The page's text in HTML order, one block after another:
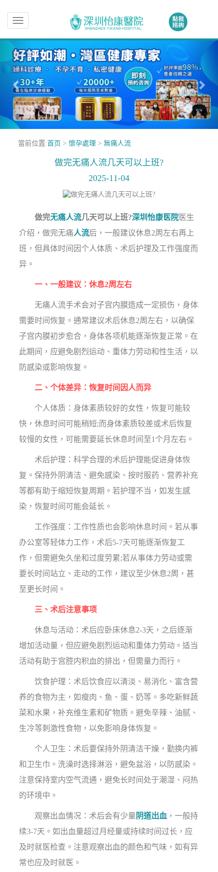
Toggle
navigation
當前位置:首页 > 懷孕處理 > 無痛人流
做完无痛人流几天可以上班?
2025-11-04
做完无痛人流几天可以上班?深圳怡康医院医生
介绍，做完无痛人流后，一般建议休息2周左右再上
班，但具体时间因个人体质、术后护理及工作强度而
异。
一、一般建议：休息2周左右
无痛人流手术会对子宫内膜造成一定损伤，身体
需要时间恢复。通常建议术后休息2周左右，以确保
子宫内膜初步愈合，身体各项机能逐渐恢复正常。在
此期间，应避免剧烈运动、重体力劳动和性生活，以
防感染或影响恢复。
二、个体差异：恢复时间因人而异
个人体质：身体素质较好的女性，恢复可能较
快，休息时间可能稍短;而身体素质较差或术后恢复
较慢的女性，可能需要延长休息时间至1个月左右。
术后护理：科学合理的术后护理能促进身体恢
复。保持外阴清洁、避免感染、按时服药、营养补充
等都有助于缩短恢复周期。若护理不当，如发生感
染，恢复时间可能会延长。
工作强度：工作性质也会影响休息时间。若从事
办公室等轻体力工作，术后5-7天可能逐渐恢复工
作，但需避免久坐和过度劳累;若从事体力劳动或需
要长时间站立、走动的工作，建议至少休息2周，甚
至更长时间。
三、术后注意事项
休息与活动：术后应卧床休息2-3天，之后逐渐
增加活动量，但应避免剧烈运动和重体力劳动。适当
活动有助于宫腔内积血的排出，但需量力而行。
饮食护理：术后饮食应以清淡、易消化、富含营
养的食物为主，如瘦肉、鱼、蛋、奶等。多吃新鲜蔬
菜和水果，补充维生素和矿物质。避免辛辣、油腻、
生冷等刺激性食物，以免影响身体恢复。
个人卫生：术后要保持外阴清洁干燥，勤换内裤
和卫生巾。洗澡时选择淋浴，避免盆浴，以防感染。
注意保持室内空气流通，避免长时间处于潮湿、闷热
的环境中。
观察出血情况：术后会有少量 阴道出血 ，一般持
续3-7天。如出血量超过月经量或持续时间过长，应
及时就医检查。注意观察出血的颜色和气味，如有异
常也应及时就医。